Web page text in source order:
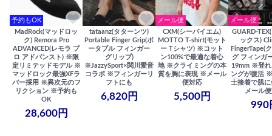
予約もOK
MadRock(マッドロッ
ク) Remora Pro
ADVANCED(レモラ プ
ロ アドバンスト) ※限
定リミテッドモデル ※
マッドロック最強XFラ
バー採用 ※異次元のフ
リクション ※予約も
OK
28,600円
tataanz(タターンツ)
Portable Finger Grip(ポ
ータブル フィンガー
グリップ)
※JazzySport×関川愛音
コラボ ※フィンガーリ
フトにも
6,820円
メール便
CXM(シーバイエム)
MOTTO T-shirt(モット
ー Tシャツ) ※コット
ン100%で最適な着心
地 ※クライミングの本
質を胸に表現 ※メール
便対応
5,500円
メール便
GUARD-
ックス)
FingerTape(
グ フィンガ
19mm ※登れ
ングが復活
士接着で肌
メール
990